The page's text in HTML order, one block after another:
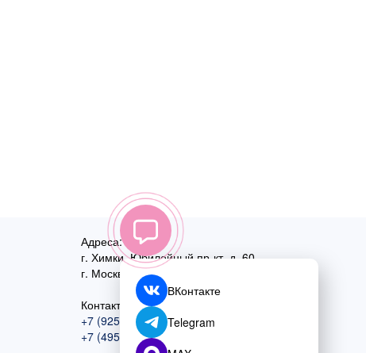
Адреса:
г. Химки, Юбилейный пр-кт, д. 60
г. Москва
ул. Перовская, д. 59
Контактный номер:
+7 (925) 585-74-27
+7 (495) 970-44-75
ВКонтакте
Telegram